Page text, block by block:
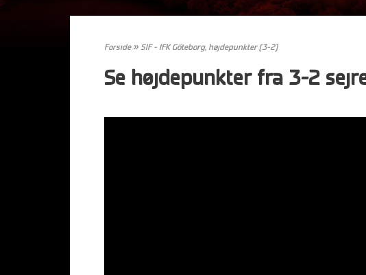
Forside» SIF – IFK Göteborg, højdepunkter (3-2)
Se højdepunkter fra 3-2